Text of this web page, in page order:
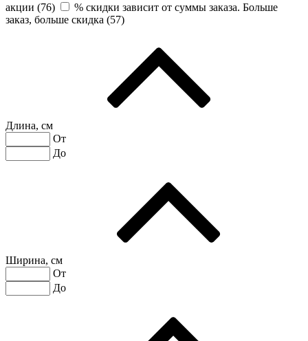
акции (76)
% скидки зависит от суммы заказа. Больше
заказ, больше скидка (57)
Длина, см
От
До
Ширина, см
От
До